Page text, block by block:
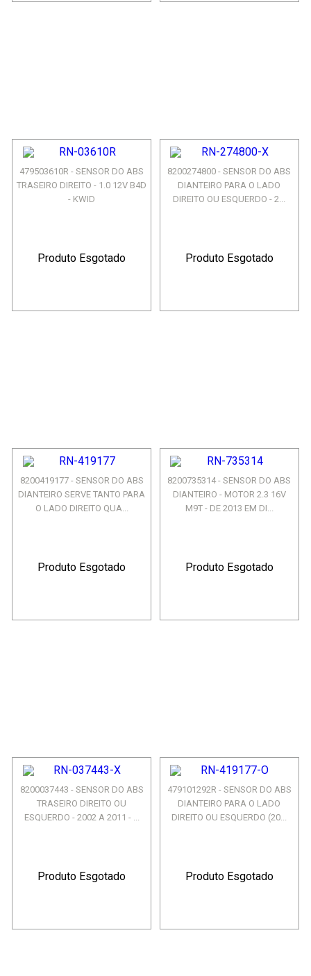
479503610R - SENSOR DO ABS
TRASEIRO DIREITO - 1.0 12V B4D
- KWID
Produto Esgotado
8200274800 - SENSOR DO ABS
DIANTEIRO PARA O LADO
DIREITO OU ESQUERDO - 2...
Produto Esgotado
8200419177 - SENSOR DO ABS
DIANTEIRO SERVE TANTO PARA
O LADO DIREITO QUA...
Produto Esgotado
8200735314 - SENSOR DO ABS
DIANTEIRO - MOTOR 2.3 16V
M9T - DE 2013 EM DI...
Produto Esgotado
8200037443 - SENSOR DO ABS
TRASEIRO DIREITO OU
ESQUERDO - 2002 A 2011 - ...
Produto Esgotado
479101292R - SENSOR DO ABS
DIANTEIRO PARA O LADO
DIREITO OU ESQUERDO (20...
Produto Esgotado